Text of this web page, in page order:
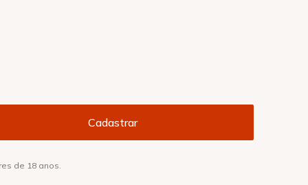
de 18 anos.